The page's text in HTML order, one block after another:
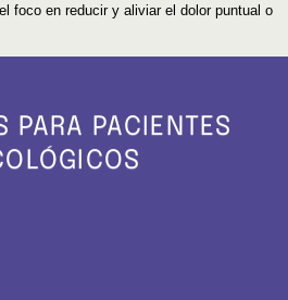
foco en reducir y aliviar el dolor puntual o
PARA PACIENTES